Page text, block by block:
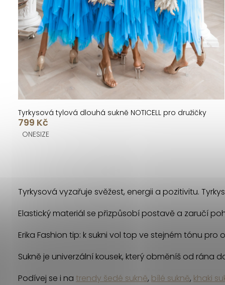
k
t
ů
u
k
ů
Tyrkysová tylová dlouhá sukně NOTICELL pro družičky
799 Kč
ONESIZE
l
á
d
a
c
Tyrkysová vyzařuje svěžest, energii a pozitivitu.
Elastický materiál se přizpůsobí postavě a zaručí
Erika Fashion tip: k sukni vol top ve stejném tónu
Sukně je univerzální kousek, který obměníš od rána
Podívej se i na trendy šedé sukně, bílé sukně, khaki